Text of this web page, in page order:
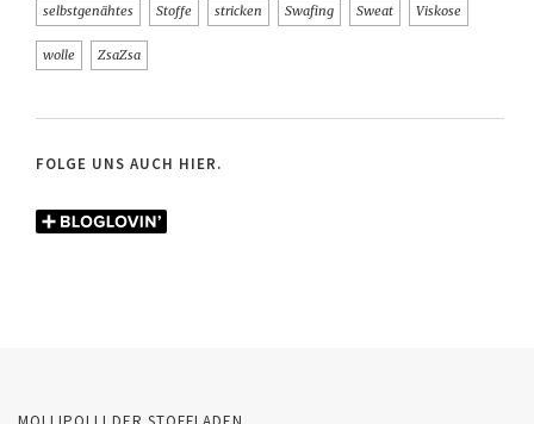
selbstgenähtes Stoffe stricken Swafing Sweat Viskose
wolle ZsaZsa
FOLGE UNS AUCH HIER.